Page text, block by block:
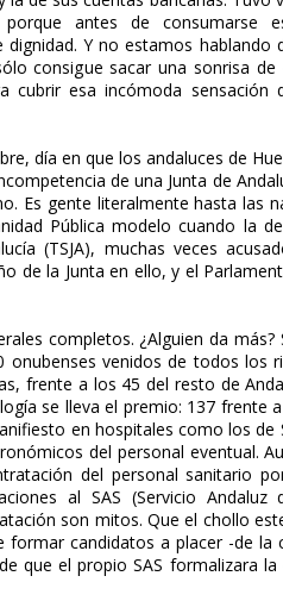
porque antes de consumarse
Y no estamos hablando
consigue sacar una sonrisa de
cubrir esa incómoda sensación
día en que los andaluces de
de una Junta de
Es gente literalmente hasta las
Pública modelo cuando la
(TSJA), muchas veces
de la Junta en ello, y el
completos. ¿Alguien da más?
venidos de todos los
frente a los 45 del resto de
se lleva el premio: 137 frente
en hospitales como los de
del personal eventual.
del personal sanitario
al SAS (Servicio Andaluz
son mitos. Que el chollo
candidatos a placer -de la
que el propio SAS formalizara la